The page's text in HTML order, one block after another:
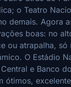
o Teatro
demais. Agora
boas: no
ou atrapalha, só
O Estádio
e Banco
ótimos,